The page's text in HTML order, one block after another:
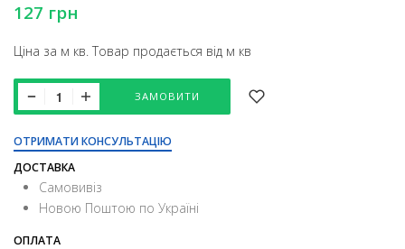
127 грн
Ціна за м кв. Товар продається від м кв
ЗАМОВИТИ
ОТРИМАТИ КОНСУЛЬТАЦІЮ
ДОСТАВКА
Самовивіз
Новою Поштою по Україні
ОПЛАТА